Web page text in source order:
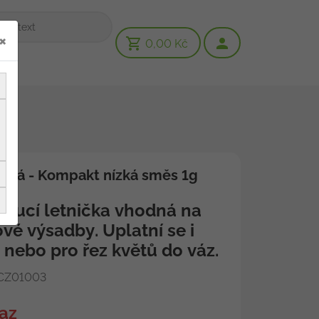
0,00 Kč
- Kompakt nízká směs 1g
letnička vhodná na
výsadby. Uplatní se i
pro řez květů do váz.